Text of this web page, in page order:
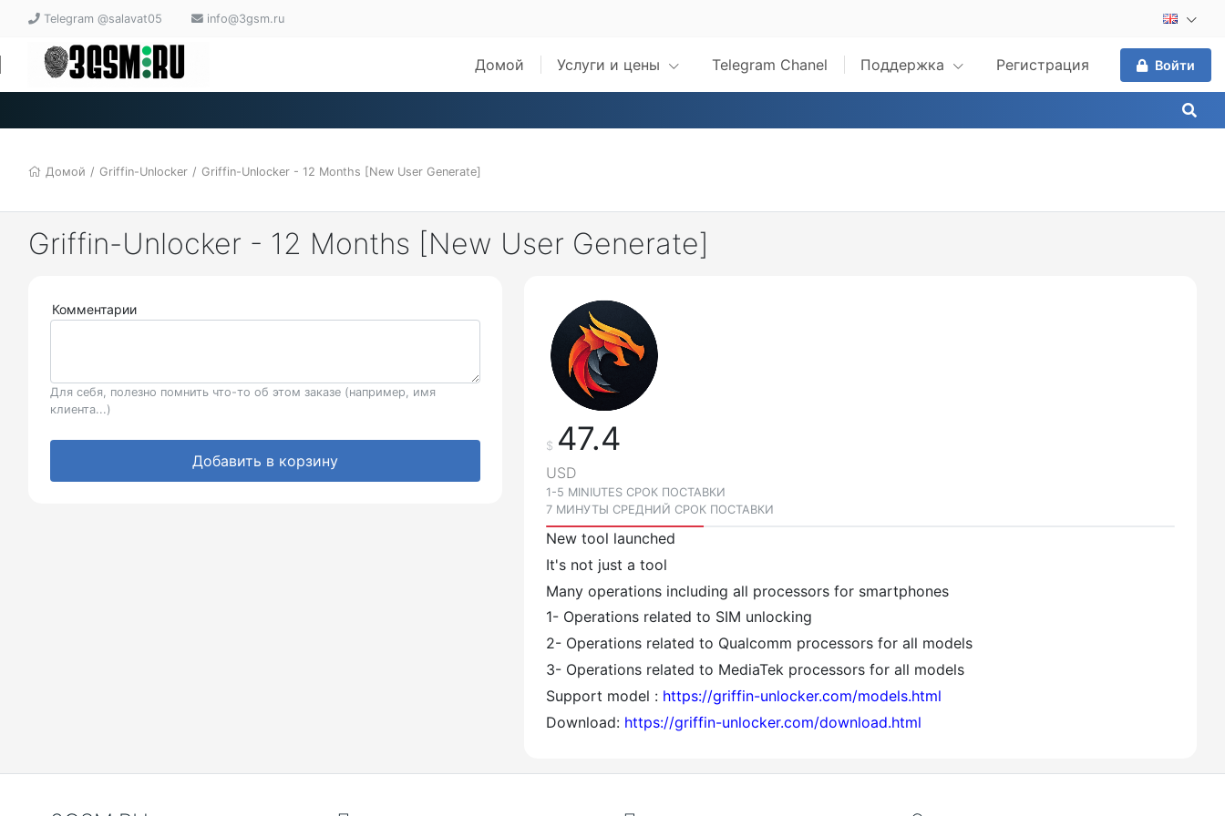
Telegram @salavat05 info@3gsm.ru
Домой Услуги и цены Telegram Chanel Поддержка Регистрация Войти
Домой / Griffin-Unlocker / Griffin-Unlocker - 12 Months [New User Generate]
Griffin-Unlocker - 12 Months [New User Generate]
Комментарии
Для себя, полезно помнить что-то об этом заказе (например, имя
клиента...)
Добавить в корзину
$ 47.4
USD
1-5 MINIUTES СРОК ПОСТАВКИ
7 МИНУТЫ СРЕДНИЙ СРОК ПОСТАВКИ
New tool launched
It's not just a tool
Many operations including all processors for smartphones
1- Operations related to SIM unlocking
2- Operations related to Qualcomm processors for all models
3- Operations related to MediaTek processors for all models
Support model : https://griffin-unlocker.com/models.html
Download: https://griffin-unlocker.com/download.html